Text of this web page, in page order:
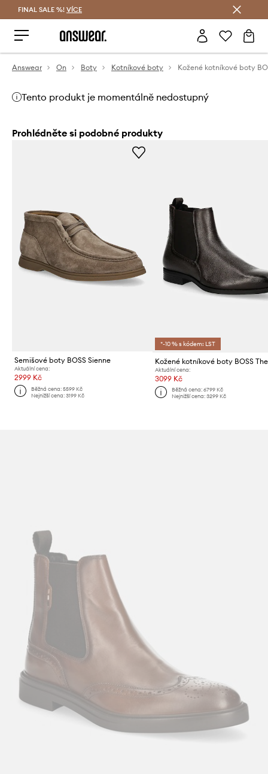
FINAL SALE %! VÍCE
Answear On Boty Kotníkové boty
Tento produkt je momentálně nedostupný
Prohlédněte si podobné produkty
Semišové boty BOSS Sienne
Aktuální cena:
2999 Kč
Běžná cena:5599 Kč
Nejnižší cena:3199 Kč
*-10 % s kódem: LST
Kožené kotníkové boty BOSS
Aktuální cena:
3099 Kč
Běžná cena: 6799 Kč
Nejnižší cena: 3299 Kč